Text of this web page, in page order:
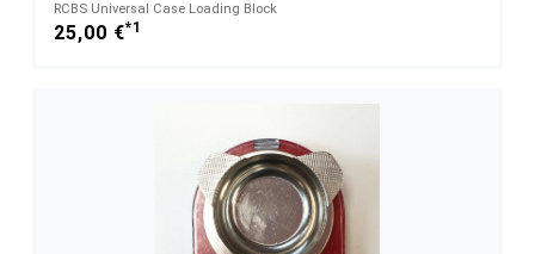
RCBS Universal Case Loading Block
25,00 €*1